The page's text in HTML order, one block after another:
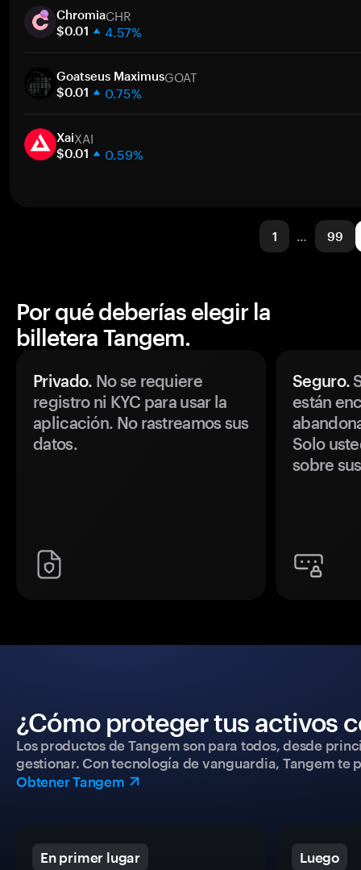
30 días
Capitalización de mercado
ChromiaCHR
$0.01 4.57%
30 días
Capitalización de mercado
Goatseus MaximusGOAT
$0.01 0.75%
30 días
Capitalización de mercado
XaiXAI
$0.01 0.59%
1 … 99
Por qué deberías elegir la
billetera Tangem.
Privado. No se requiere
registro ni KYC para usar la
aplicación. No rastreamos sus
datos.
Seguro.
están
Solo
sobre
¿Cómo proteger tus activos
Los productos de Tangem son para todos, desde
gestionar. Con tecnología de vanguardia, Tangem
Obtener Tangem
En primer lugar Luego